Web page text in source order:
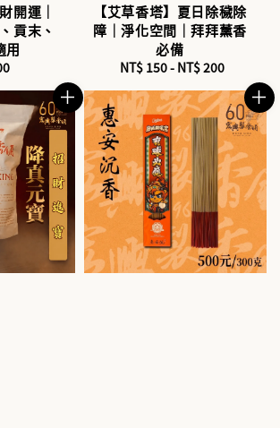
開運｜
貢末、
用
【艾草香塔】夏日除穢除
障｜淨化空間｜拜拜薰香
必備
Regular
NT$ 150- NT$ 200